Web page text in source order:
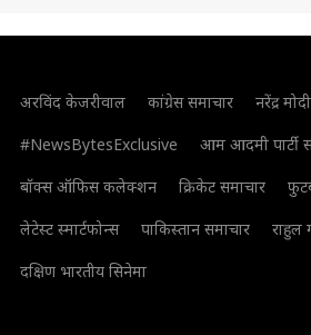
अरविंद केजरीवाल कांग्रेस समाचार नरेंद्र मोदी
#NewsBytesExclusive
आम आदमी पार्टी
बॉक्स ऑफिस कलेक्शन
क्रिकेट समाचार
लेटेस्ट स्मार्टफोन्स
पाकिस्तान समाचार राहुल
दक्षिण भारतीय सिनेमा